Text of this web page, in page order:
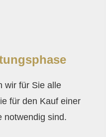
wir für Sie alle
für den Kauf einer
notwendig sind.